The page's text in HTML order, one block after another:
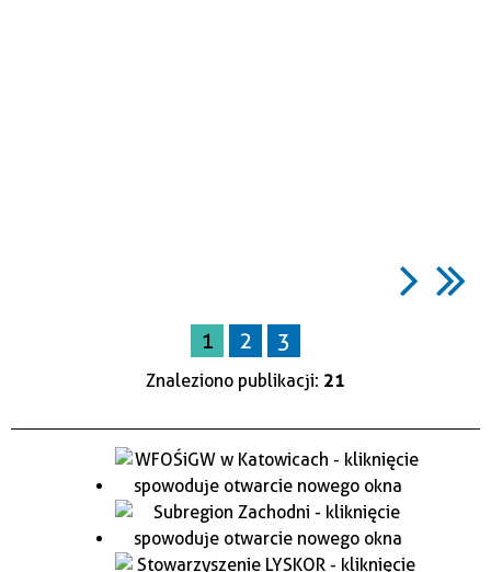
1 2 3
Znaleziono publikacji: 21